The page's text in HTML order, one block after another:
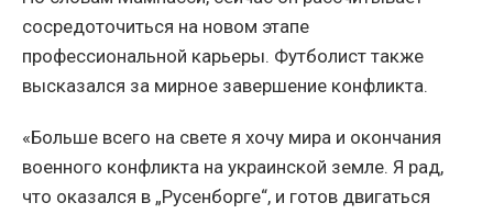
сосредоточиться на новом этапе
профессиональной карьеры. Футболист также
высказался за мирное завершение конфликта.
«Больше всего на свете я хочу мира и окончания
военного конфликта на украинской земле. Я рад,
что оказался в „Русенборге“, и готов двигаться